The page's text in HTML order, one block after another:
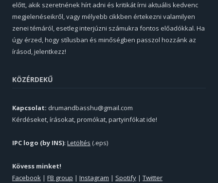
előtt, akik szeretnének hírt adni és kritikát írni aktuális kedvenc
megjelenéseikről, vagy mélyebb cikkben értekezni valamilyen
zenei témáról, esetleg interjúzni számukra fontos előadókkal. Ha
úgy érzed, hogy stílusban és minőségben passzol hozzánk az
írásod, jelentkezz!
KÖZÉRDEKŰ
Kapcsolat: drumandbasshu@gmail.com
Kérdéseket, írásokat, promókat, partyinfókat ide!
IPC logo (by INS): Letöltés (.eps)
Kövess minket!
Facebook | FB group | Instagram | Spotify | Twitter